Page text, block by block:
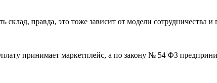
склад, правда, это тоже зависит от модели сотрудничества
принимает маркетплейс, а по закону № 54 ФЗ